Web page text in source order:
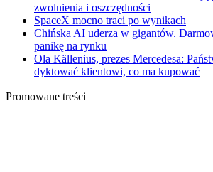
zwolnienia i oszczędności
SpaceX mocno traci po wynikach
Chińska AI uderza w gigantów.
panikę na rynku
Ola Källenius, prezes Mercedesa:
dyktować klientowi, co ma kupować
Promowane treści